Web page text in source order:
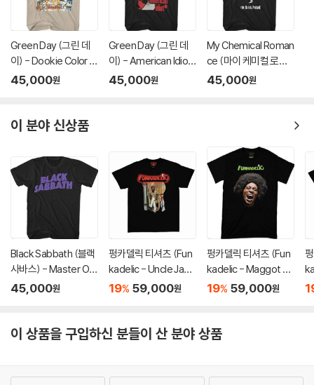
Green Day (그린 데
이) - Dookie Color S
cene T-Shirt - Medi
45,000원
Green Day (그린 데
이) - American Idiot
Hysteria T-Shirt - 2
45,000원
My Chemical Roman
ce (마이 케미컬 로맨
스) - Black Parade B
45,000원
이 분야 신상품
Black Sabbath (블랙
사바스) - Master Of
Reality T-shirt - XL
45,000원
펑카델릭 티셔츠 (Fun
kadelic - Uncle Jam
Peacock Chair - He
19% 59,000원
펑카델릭 티셔츠 (Fun
kadelic - Maggot Br
ain Album Cover - H
19% 59,000원
이 상품을 구입하신 분들이 산 분야 상품